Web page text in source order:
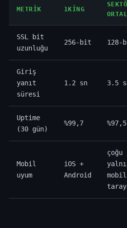
METRIK 1KING
SSL bit
uzunluğu
256-bit 128-
Giriş
yanıt
süresi
1.2 sn 3.5
Uptime
(30 gün)
%99,7 %97,5
Mobil
uyum
iOS +
Android
çoğu
mobil